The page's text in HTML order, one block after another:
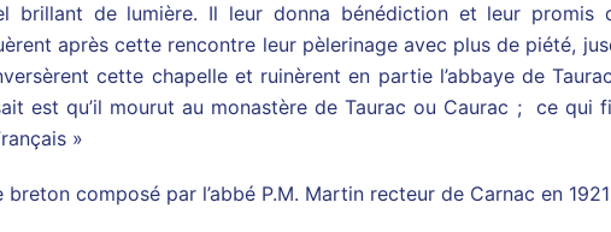
brillant de lumière. Il leur donna bénédiction et leur promis
après cette rencontre leur pèlerinage avec plus de piété,
cette chapelle et ruinèrent en partie l’abbaye de
est qu’il mourut au monastère de Taurac ou Caurac ; ce qui
»
composé par l’abbé P.M. Martin recteur de Carnac en